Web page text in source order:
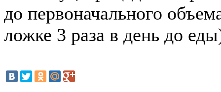
до первоначального
ложке 3 раза в день до